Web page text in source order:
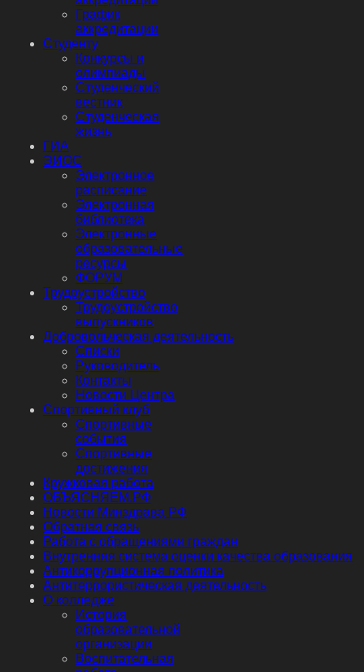
График
аккредитации
Студенту
Конкурсы и
олимпиады
Студенческий
вестник
Студенческая
жизнь
ГИА
ЭИОС
Электронное
расписание
Электронная
библиотека
Электронные
образовательные
ресурсы
ФОРУМ
Трудоустройство
Трудоустройство
выпускников
Добровольческая деятельность
Списки
Руководитель
Контакты
Новости Центра
Спортивный клуб
Спортивные
события
Спортивные
достижения
Кружковая работа
ОБЪЯСНЯЕМ.РФ
Новости Минздрава РФ
Обратная связь
Работа с обращениями граждан
Внутренняя система оценки качества образования
Антикоррупционная политика
Антитеррористическая деятельность
О колледже
История
образовательной
организации
Воспитательная